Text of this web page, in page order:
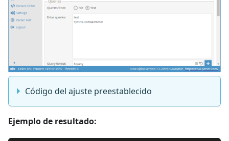
Código del ajuste preestablecido
Ejemplo de resultado: